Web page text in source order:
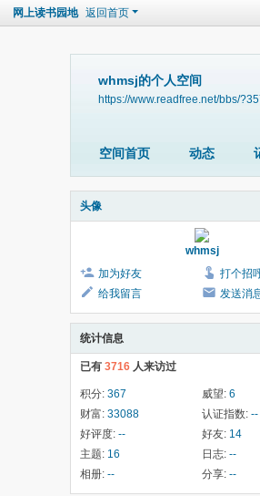
网上读书园地 返回首页
whmsj的个人空间
https://www.readfree.net/bbs/
空间首页 动态
头像
whmsj
加为好友
打个招
给我留言
发送消
统计信息
已有 3716 人来访过
积分: 367 威望: 6
财富: 33088 认证指数: --
好评度: -- 好友: 14
主题: 16 日志: --
相册: -- 分享: --